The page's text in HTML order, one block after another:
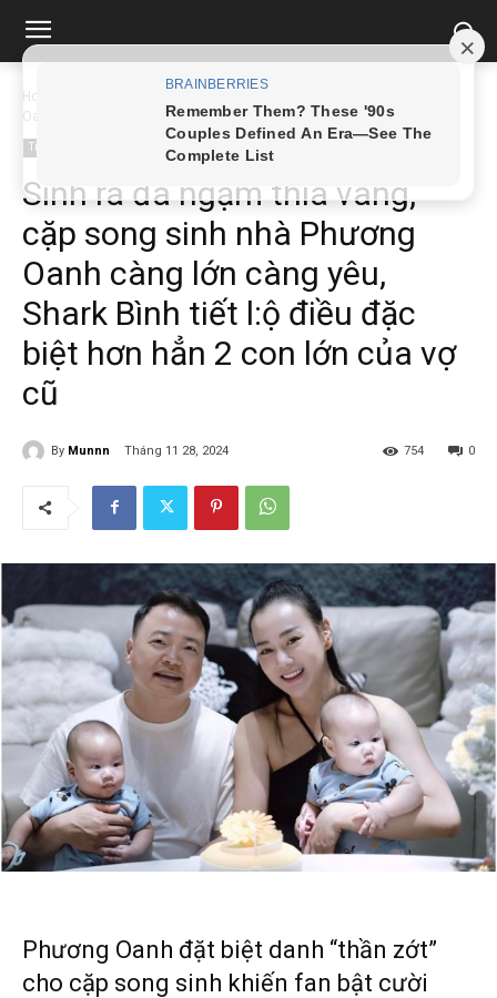
Home
Oanh...
Tin tức
Sinh ra đã ngậm thìa vàng,
cặp song sinh nhà Phương
Oanh càng lớn càng yêu,
Shark Bình tiết l:ộ điều đặc
biệt hơn hẳn 2 con lớn của vợ
cũ
By Munnn Tháng 11 28, 2024 0
754
Phương Oanh đặt biệt danh “thần zớt”
cho cặp song sinh khiến fan bật cười